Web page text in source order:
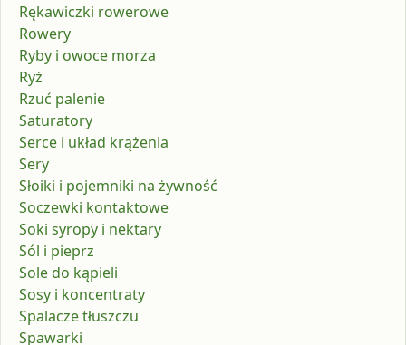
Rękawiczki rowerowe
Rowery
Ryby i owoce morza
Ryż
Rzuć palenie
Saturatory
Serce i układ krążenia
Sery
Słoiki i pojemniki na żywność
Soczewki kontaktowe
Soki syropy i nektary
Sól i pieprz
Sole do kąpieli
Sosy i koncentraty
Spalacze tłuszczu
Spawarki